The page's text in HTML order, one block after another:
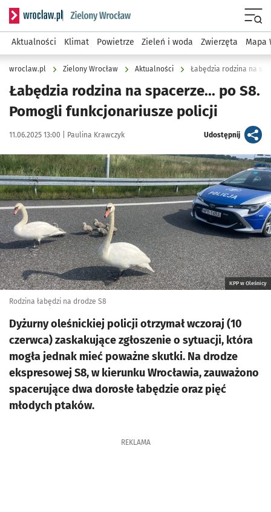
Serwis informacyjny wroclaw.pl podserwis: Środowisko we
Aktualności Klimat Powietrze Zieleń i woda Zwierzęta Mapa
wroclaw.pl Zielony Wrocław Aktualności Łabędzia rodzina na
Łabędzia rodzina na spacerze... po S8.
Pomogli funkcjonariusze policji
Data publikacji:
11.06.2025 13:00 | Autor:
Paulina Krawczyk Udostępnijartykuł
Kliknij, aby powiększyć
KPP w Oleśnicy
Rodzina łabędzi na drodze S8
Dyżurny oleśnickiej policji otrzymał wczoraj (10
czerwca) zaskakujące zgłoszenie o sytuacji, która
mogła jednak mieć poważne skutki. Na drodze
ekspresowej S8, w kierunku Wrocławia, zauważono
spacerujące dwa dorosłe łabędzie oraz pięć
młodych ptaków.
REKLAMA